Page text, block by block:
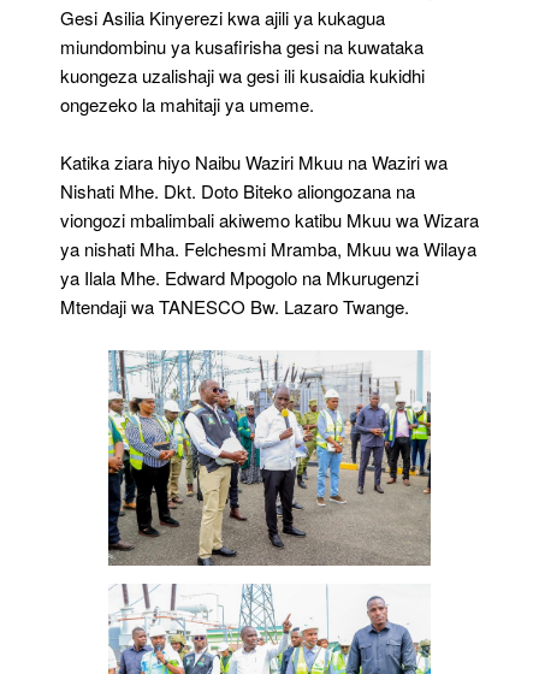
Gesi Asilia Kinyerezi kwa ajili ya kukagua
miundombinu ya kusafirisha gesi na kuwataka
kuongeza uzalishaji wa gesi ili kusaidia kukidhi
ongezeko la mahitaji ya umeme.
Katika ziara hiyo Naibu Waziri Mkuu na Waziri wa
Nishati Mhe. Dkt. Doto Biteko aliongozana na
viongozi mbalimbali akiwemo katibu Mkuu wa Wizara
ya nishati Mha. Felchesmi Mramba, Mkuu wa Wilaya
ya Ilala Mhe. Edward Mpogolo na Mkurugenzi
Mtendaji wa TANESCO Bw. Lazaro Twange.